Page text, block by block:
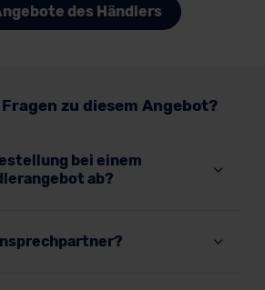
des Händlers
zu diesem Angebot?
bei einem
ab?